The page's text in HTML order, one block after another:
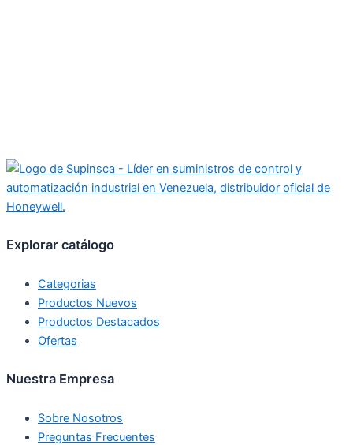
Explorar catálogo
Categorias
Productos Nuevos
Productos Destacados
Ofertas
Nuestra Empresa
Sobre Nosotros
Preguntas Frecuentes